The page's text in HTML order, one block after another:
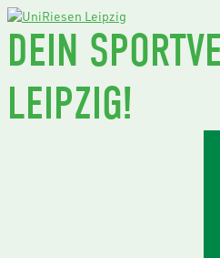
DEIN
LEIPZIG!